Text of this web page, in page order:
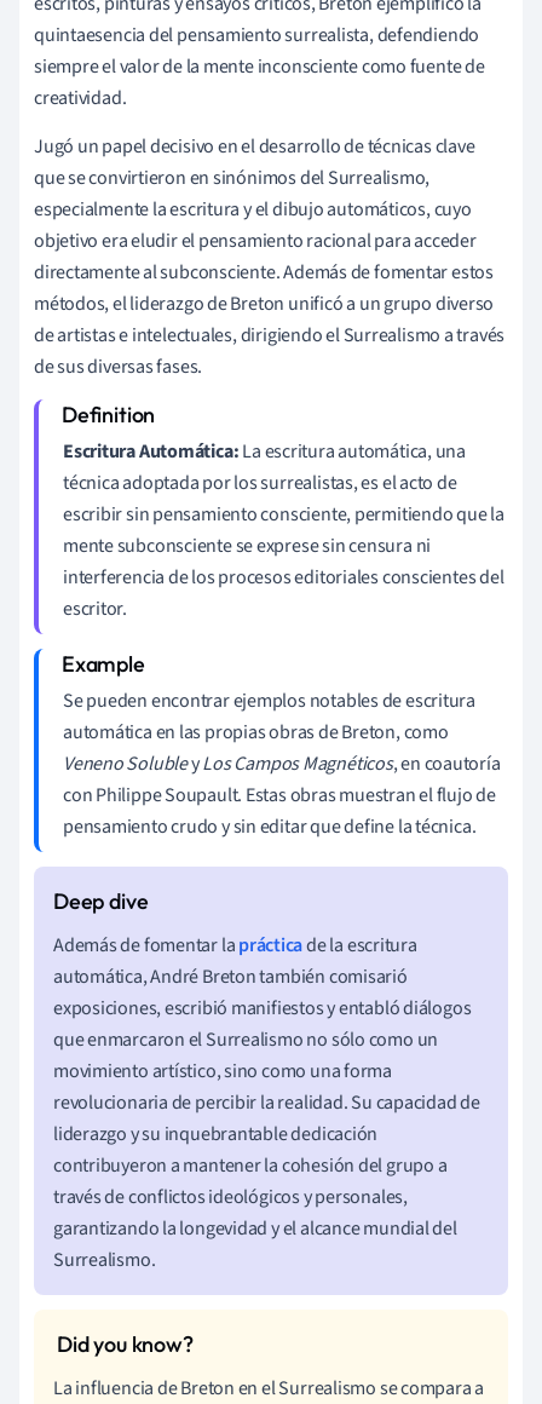
quintaesencia del pensamiento surrealista, defendiendo
siempre el valor de la mente inconsciente como fuente de
creatividad.
Jugó un papel decisivo en el desarrollo de técnicas clave
que se convirtieron en sinónimos del Surrealismo,
especialmente la escritura y el dibujo automáticos, cuyo
objetivo era eludir el pensamiento racional para acceder
directamente al subconsciente. Además de fomentar estos
métodos, el liderazgo de Breton unificó a un grupo diverso
de artistas e intelectuales, dirigiendo el Surrealismo a través
de sus diversas fases.
Escritura Automática:La escritura automática, una
técnica adoptada por los surrealistas, es el acto de
escribir sin pensamiento consciente, permitiendo que la
mente subconsciente se exprese sin censura ni
interferencia de los procesos editoriales conscientes del
escritor.
Se pueden encontrar ejemplos notables de escritura
automática en las propias obras de Breton, como
Veneno SolubleyLos Campos Magnéticos, en coautoría
con Philippe Soupault. Estas obras muestran el flujo de
pensamiento crudo y sin editar que define la técnica.
Además de fomentar laprácticade la escritura
automática, André Breton también comisarió
exposiciones, escribió manifiestos y entabló diálogos
que enmarcaron el Surrealismo no sólo como un
movimiento artístico, sino como una forma
revolucionaria de percibir la realidad. Su capacidad de
liderazgo y su inquebrantable dedicación
contribuyeron a mantener la cohesión del grupo a
través de conflictos ideológicos y personales,
garantizando la longevidad y el alcance mundial del
Surrealismo.
La influencia de Breton en el Surrealismo se compara a